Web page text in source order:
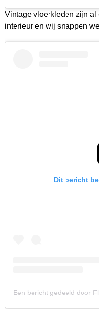
Vintage vloerkleden zijn al
interieur en wij snappen
Dit bericht
Een bericht gedeeld door